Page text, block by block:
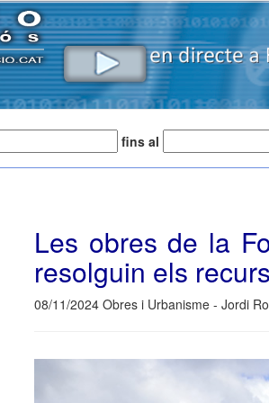
fins al
Les obres de la
resolguin els
08/11/2024 Obres i Urbanisme - Jordi